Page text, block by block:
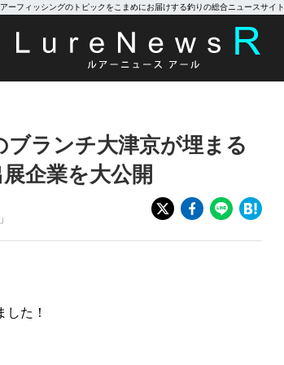
ーフィッシングのトピックをこまめにお届けする釣りの総合ニュースサイト
ブランチ大津京が埋まる
企業を大公開
した！